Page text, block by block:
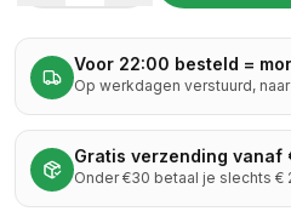
Voor 22:00 besteld =
Op werkdagen verstuurd,
Gratis verzending vanaf
Onder €30 betaal je slechts €